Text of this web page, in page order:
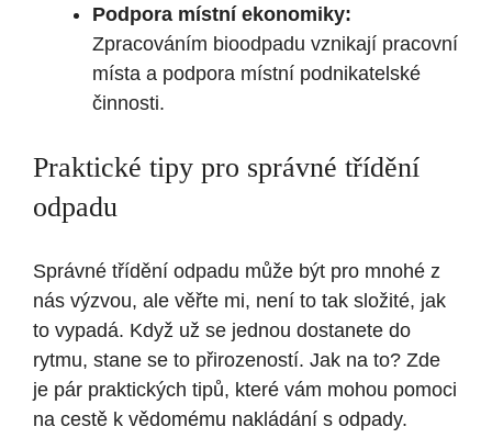
Podpora místní ekonomiky:
Zpracováním bioodpadu vznikají pracovní
místa a podpora místní podnikatelské
činnosti.
Praktické tipy pro správné třídění
odpadu
Správné třídění odpadu může být pro mnohé z
nás výzvou, ale věřte mi, není to tak složité, jak
to vypadá. Když už se jednou dostanete do
rytmu, stane se to přirozeností. Jak na to? Zde
je pár praktických tipů, které vám mohou pomoci
na cestě k vědomému nakládání s odpady.